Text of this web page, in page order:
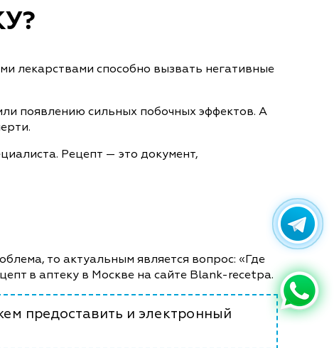
лекарствами способно вызвать негативные
появлению сильных побочных эффектов. А
Рецепт — это документ,
то актуальным является вопрос: «Где
в аптеку в Москве на сайте Blank-recetpa.
предоставить и электронный